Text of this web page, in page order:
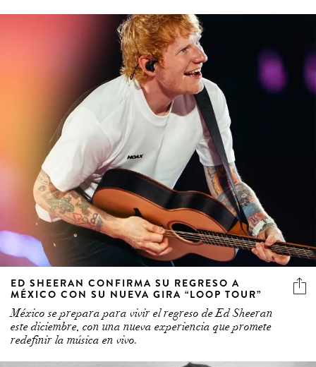
ED SHEERAN CONFIRMA SU REGRESO A
MÉXICO CON SU NUEVA GIRA “LOOP TOUR”
México se prepara para vivir el regreso de Ed Sheeran
este diciembre, con una nueva experiencia que promete
redefinir la música en vivo.